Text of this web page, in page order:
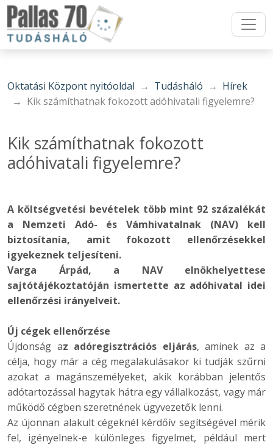
Oktatási Központ nyitóoldal Tudásháló
Hírek
Kik számíthatnak fokozott adóhivatali figyelemre?
Kik számíthatnak fokozott
adóhivatali figyelemre?
A költségvetési bevételek több mint 92 százalékát
a Nemzeti Adó- és Vámhivatalnak (NAV) kell
biztosítania, amit fokozott ellenőrzésekkel
igyekeznek teljesíteni.
Varga Árpád, a NAV elnökhelyettese
sajtótájékoztatóján ismertette az adóhivatal idei
ellenőrzési irányelveit.
Új cégek ellenőrzése
Újdonság az adóregisztrációs eljárás, aminek az a
célja, hogy már a cég megalakulásakor ki tudják szűrni
azokat a magánszemélyeket, akik korábban jelentős
adótartozással hagytak hátra egy vállalkozást, vagy már
működő cégben szeretnének ügyvezetők lenni.
Az újonnan alakult cégeknél kérdőív segítségével mérik
fel, igényelnek-e különleges figyelmet, például mert